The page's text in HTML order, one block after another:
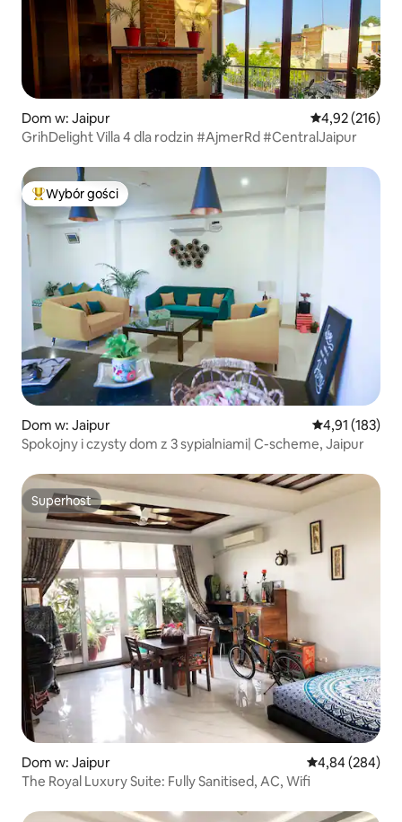
Dom w: Jaipur Średnia
4,92 (216)
GrihDelight Villa 4 dla rodzin #AjmerRd #CentralJaipur
Najpopularniejsze z kategorii Wybór gości
Wybór gości
Dom w: Jaipur Średnia
4,91 (183)
Spokojny i czysty dom z 3 sypialniami| C-scheme, Jaipur
Superhost
Superhost
Dom w: Jaipur Średnia
4,84 (284)
The Royal Luxury Suite: Fully Sanitised, AC, Wifi